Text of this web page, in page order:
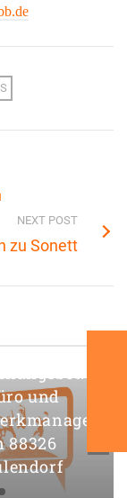
NEXT POST
zu Sonett
und
88326